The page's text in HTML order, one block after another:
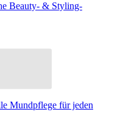
Beauty- & Styling-
Mundpflege für jeden